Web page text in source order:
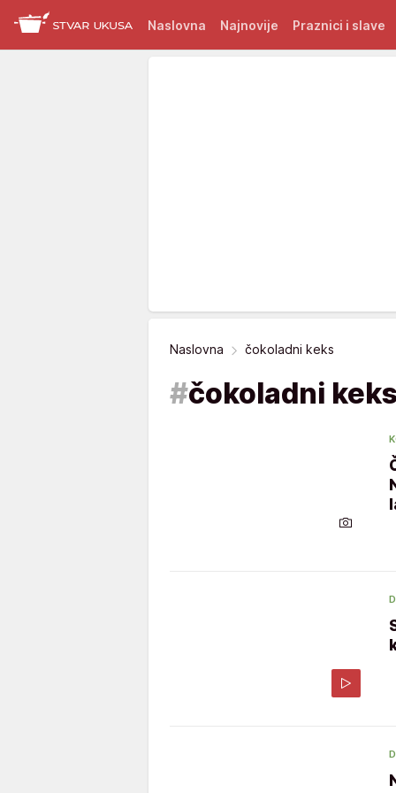
Naslovna Najnovije Praznici i slave
Naslovna čokoladni keks
#čokoladni